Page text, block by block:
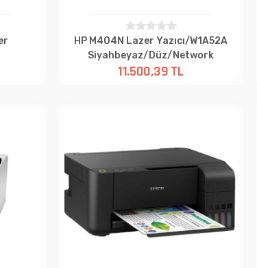
HP M404N Lazer Yazıcı/W1A52A
Siyahbeyaz/Düz/Network
11.500,39 TL